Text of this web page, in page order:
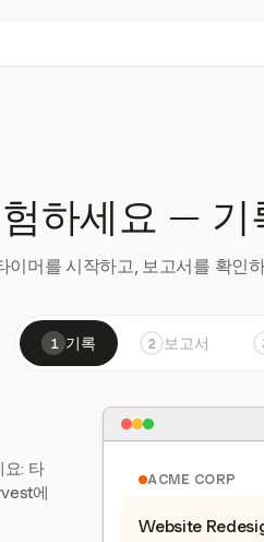
하세요 — 기
이머를 시작하고, 보고서를 확
1 기록 2 보고서
요: 타
에
ACME CORP
Website